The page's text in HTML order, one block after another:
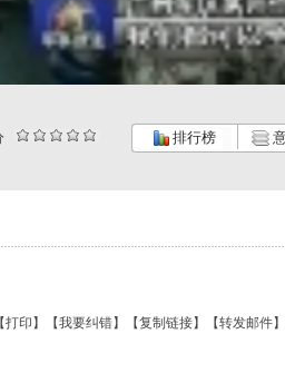
排行榜
【打印 】【我要纠错】【复制链接】【转发邮件